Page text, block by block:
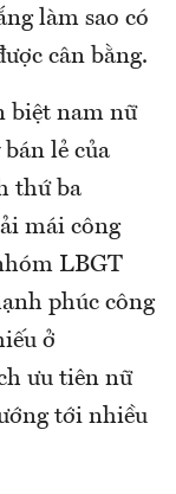
làm sao có
cân bằng.
biệt nam nữ
lẻ của
thứ ba
mái công
LBGT
phúc công
ở
ưu tiên nữ
tới nhiều